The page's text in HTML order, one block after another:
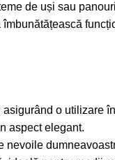
de uși sau
o utilizare
aspect elegant.
nevoile